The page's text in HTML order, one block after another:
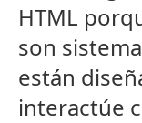
HTML
son
están
interactúe